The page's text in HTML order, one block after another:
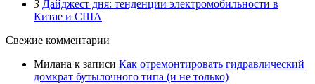
3 Дайджест дня: тенденции электромобильности в
Китае и США
Свежие комментарии
Милана к записи Как отремонтировать гидравлический
домкрат бутылочного типа (и не только)